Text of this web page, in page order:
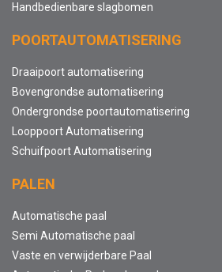
Handbedienbare slagbomen
POORTAUTOMATISERING
Draaipoort automatisering
Bovengrondse automatisering
Ondergrondse poortautomatisering
Looppoort Automatisering
Schuifpoort Automatisering
PALEN
Automatische paal
Semi Automatische paal
Vaste en verwijderbare Paal